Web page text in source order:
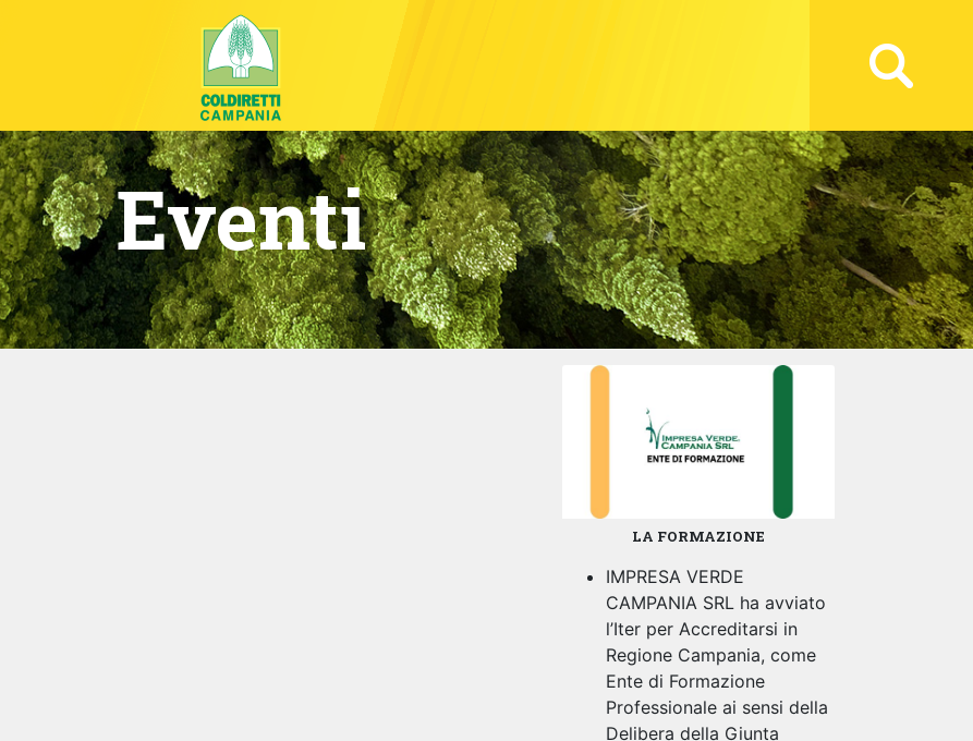
Eventi
LA FORMAZIONE
IMPRESA VERDE
CAMPANIA SRL ha avviato
l’Iter per Accreditarsi in
Regione Campania, come
Ente di Formazione
Professionale ai sensi della
Delibera della Giunta